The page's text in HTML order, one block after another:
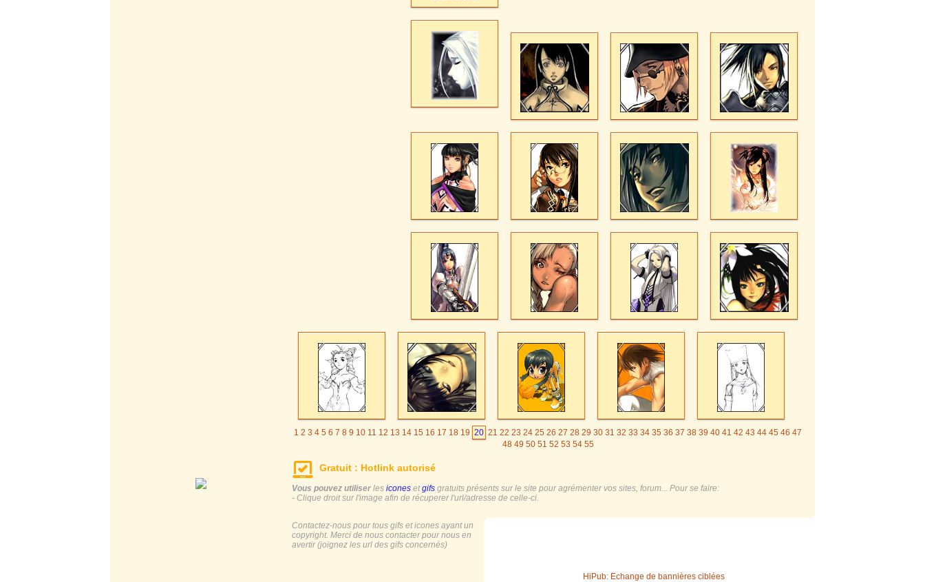
1 2 3 4 5 6 7 8 9 10 11 12 13 14 15 16 17 18 19 20 21 22 23 24 25 26 27 28 29 30 31 32 33 34 35 36 37 38 39 40 41 42 43 44 45 46 47
48 49 50 51 52 53 54 55
Gratuit : Hotlink autorisé
Vous pouvez utiliser les icones etgifs gratuits présents sur le site pour agrémenter vos sites, forum... Pour se faire:
- Clique droit sur l'image afin de récuperer l'url/adresse de celle-ci.
Contactez-nous pour tous gifs et icones ayant un
copyright. Merci de nous contacter pour nous en
avertir (joignez les url des gifs concernés)
HiPub: Echange de bannières ciblées